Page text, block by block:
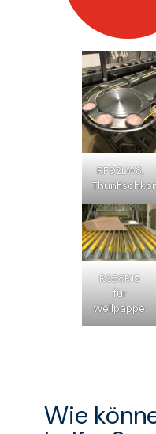
RF92LW8,
RS88R15
für
Wellpappe.
Wie